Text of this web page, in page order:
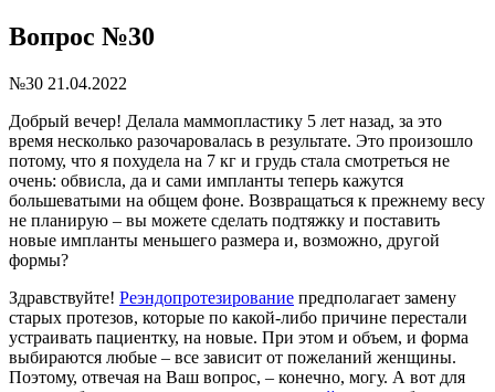
Вопрос №30
№30 21.04.2022
Добрый вечер! Делала маммопластику 5 лет назад, за это
время несколько разочаровалась в результате. Это произошло
потому, что я похудела на 7 кг и грудь стала смотреться не
очень: обвисла, да и сами импланты теперь кажутся
большеватыми на общем фоне. Возвращаться к прежнему весу
не планирую – вы можете сделать подтяжку и поставить
новые импланты меньшего размера и, возможно, другой
формы?
Здравствуйте! Реэндопротезирование предполагает замену
старых протезов, которые по какой-либо причине перестали
устраивать пациентку, на новые. При этом и объем, и форма
выбираются любые – все зависит от пожеланий женщины.
Поэтому, отвечая на Ваш вопрос, – конечно, могу. А вот для